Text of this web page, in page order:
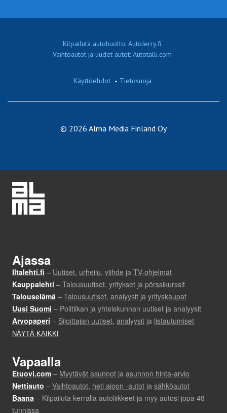
Kilpailuta autohuolto: AutoJerry.fi
Vaihtoautot ja uudet autot: Autotalli.com
Käyttöehdot - Tietosuoja
© 2026 Alma Media Finland Oy